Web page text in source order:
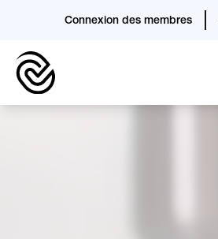
Connexion des membres